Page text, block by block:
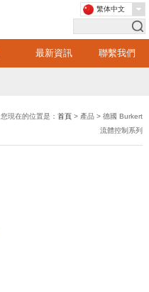
最新資訊 聯繫我們
繁体中文
您現在的位置是：首頁 > 產品 > 德國 Burkert
流體控制系列